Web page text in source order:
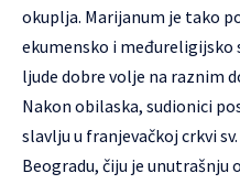
okuplja. Marijanum je tako
ekumensko i
ljude dobre volje na raznim
Nakon obilaska, sudionici
slavlju u franjevačkoj crkvi
Beogradu, čiju je